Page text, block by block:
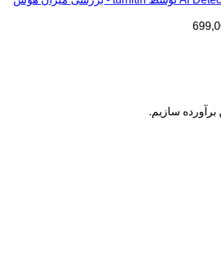
محدوده
سازیم.